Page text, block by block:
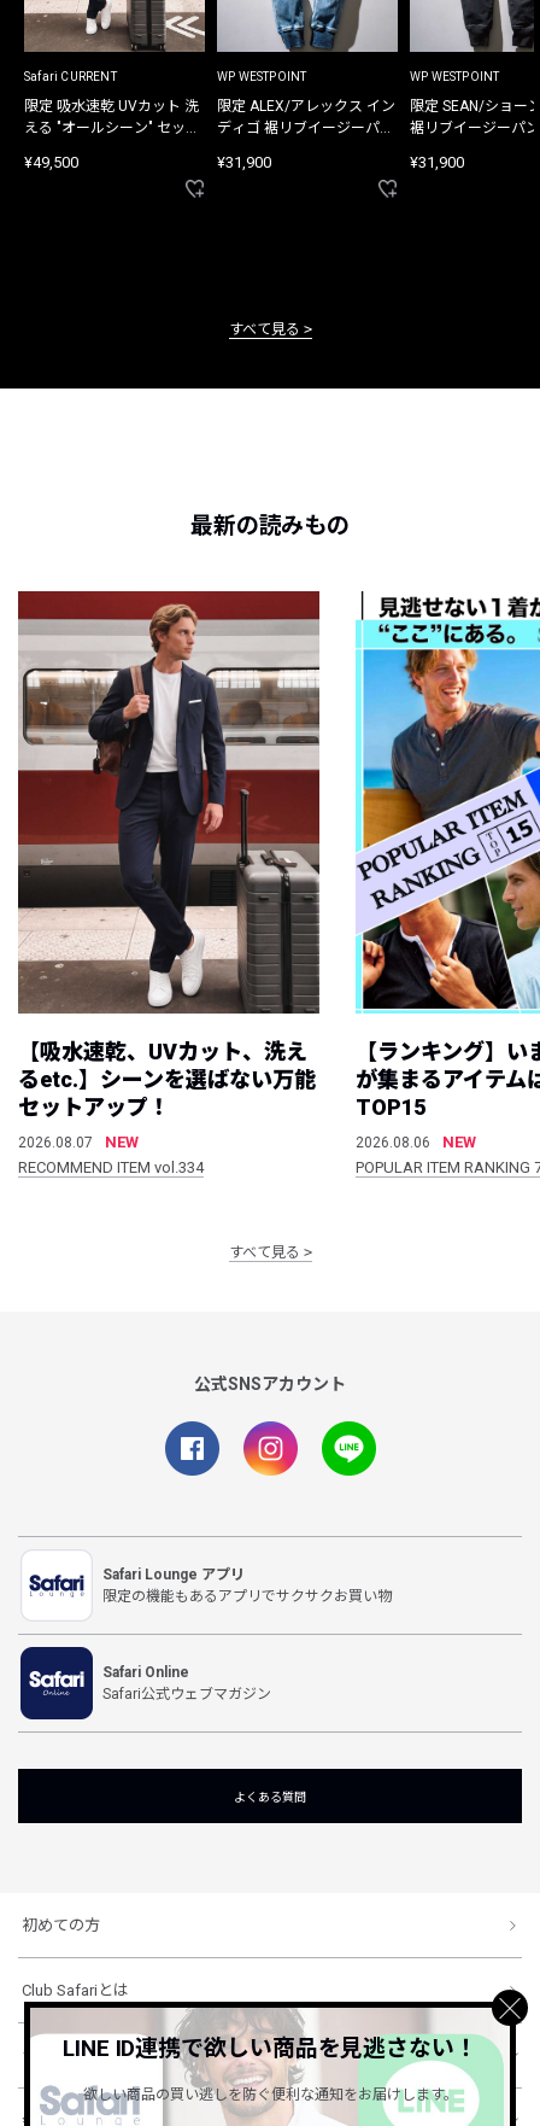
Safari CURRENT
限定 吸水速乾 UVカット 洗
える "オールシーン" セット
¥49,500
WP WESTPOINT
限定 ALEX/アレックス イン
ディゴ 裾リブイージーパン
¥31,900
WP WESTPOINT
限定 SEAN/ショー
裾リブイージーパ
¥31,900
すべて見る
最新の読みもの
【吸水速乾、UVカット、洗え
るetc.】シーンを選ばない万能
セットアップ！
2026.08.07
NEW
RECOMMEND ITEM vol.334
【ランキング】
が集まるアイテム
TOP15
2026.08.06
NEW
POPULAR ITEM
すべて見る
公式SNSアカウント
Safari Lounge アプリ
限定の機能もあるアプリでサクサクお買い物
Safari Online
Safari公式ウェブマガジン
よくある質問
初めての方
Club Safariとは
ショッピングガイド
会社概要・規約
LINE ID連携で欲しい商品を見逃さない！
欲しい商品の買い逃しを防ぐ便利な通知をお届けします。